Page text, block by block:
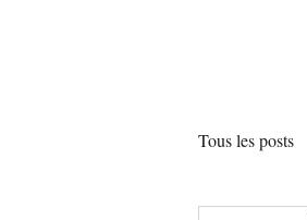
Tous les posts